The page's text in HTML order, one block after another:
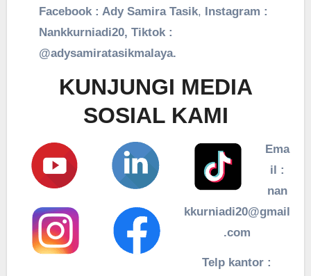
Facebook : Ady Samira Tasik,
Instagram :
Nankkurniadi20, Tiktok :
@adysamiratasikmalaya.
KUNJUNGI MEDIA
SOSIAL KAMI
Ema
il :
nan
kkurniadi20@gmail
.com
Telp kantor :